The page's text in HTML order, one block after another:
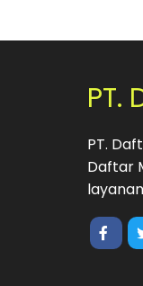
PT.
PT.
Daftar